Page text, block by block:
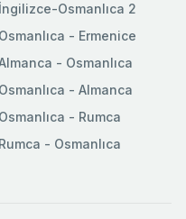
İngilizce-Osmanlıca 2
Osmanlıca - Ermenice
- Osmanlıca
Osmanlıca - Almanca
Osmanlıca - Rumca
Rumca - Osmanlıca